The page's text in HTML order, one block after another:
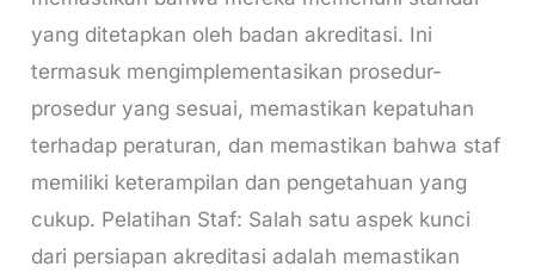
yang ditetapkan oleh badan akreditasi. Ini
termasuk mengimplementasikan prosedur-
prosedur yang sesuai, memastikan kepatuhan
terhadap peraturan, dan memastikan bahwa staf
memiliki keterampilan dan pengetahuan yang
cukup. Pelatihan Staf: Salah satu aspek kunci
dari persiapan akreditasi adalah memastikan